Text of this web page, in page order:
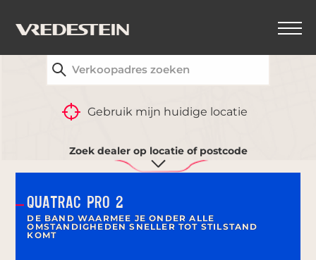
Gebruik mijn huidige locatie
Zoek dealer op locatie of postcode
TERUG
QUATRAC PRO 2
DE BAND WAARMEE JE ONDER ALLE
OMSTANDIGHEDEN SNELLER TOT STILSTAND
KOMT